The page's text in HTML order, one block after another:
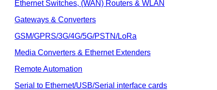
Ethernet Switches, (WAN) Routers & WLAN
Gateways & Converters
GSM/GPRS/3G/4G/5G/PSTN/LoRa
Media Converters & Ethernet Extenders
Remote Automation
Serial to Ethernet/USB/Serial interface cards